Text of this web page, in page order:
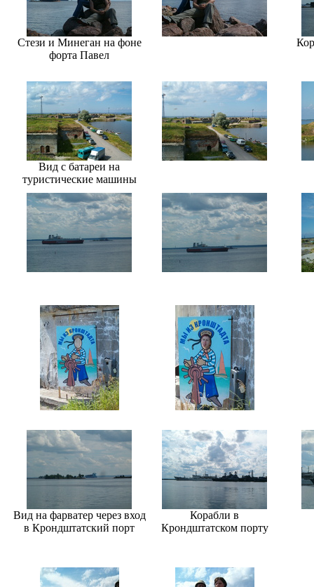
Стези и Минеган на фоне
форта Павел
Вид с батареи на
туристические машины
Вид на фарватер через вход
в Крондштатский порт
Корабли в
Крондштатском порту